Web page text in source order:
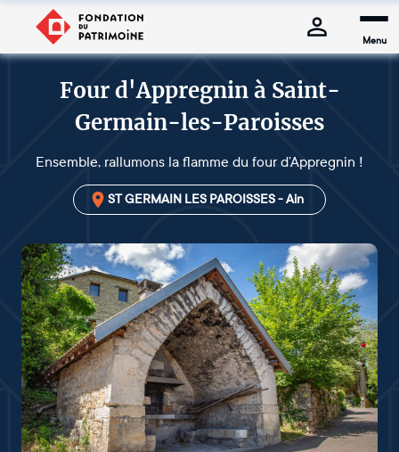
Menu
Four d'Appregnin à Saint-
Germain-les-Paroisses
Ensemble, rallumons la flamme du four d’Appregnin !
ST GERMAIN LES PAROISSES - Ain